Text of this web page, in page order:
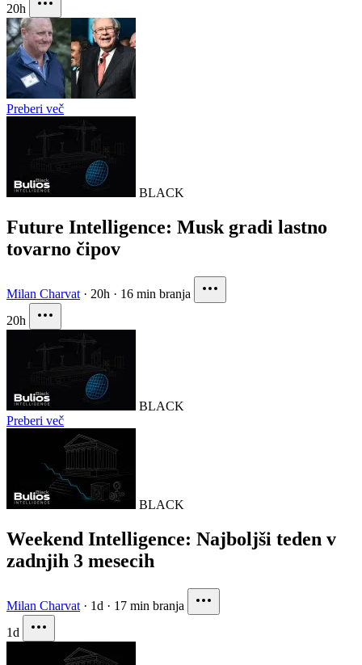
20h
Preberi več
BLACK
Future Intelligence: Musk gradi lastno
tovarno čipov
Milan Charvat · 20h · 16 min branja
20h
BLACK
Preberi več
BLACK
Weekend Intelligence: Najboljši teden v
zadnjih 3 mesecih
Milan Charvat · 1d · 17 min branja
1d